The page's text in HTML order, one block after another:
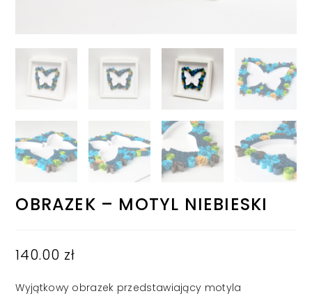
OBRAZEK – MOTYL NIEBIESKI
140.00 zł
Wyjątkowy obrazek przedstawiający motyla